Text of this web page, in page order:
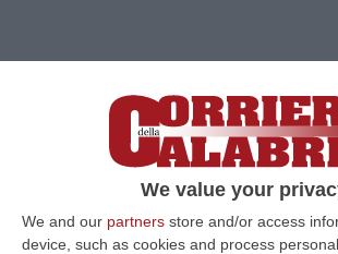
We value your
We and our partners store and/or access
device, such as cookies and process
Clicca e segui “Corriere della Calabria” su
1956: anno bisesto, anno
da dire. Il più duro del XX secolo,
horribilis,